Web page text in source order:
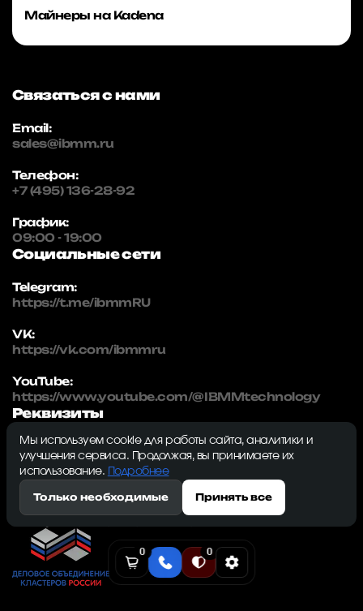
0 0
Майнеры на Kadena
Связаться с нами
Email:
sales@ibmm.ru
Телефон:
+7 (495) 136-28-92
График:
09:00 - 19:00
Социальные сети
Telegram:
https://t.me/ibmmRU
VK:
https://vk.com/ibmmru
YouTube:
https://www.youtube.com/@IBMMtechnology
Реквизиты
IBMM | technology
ИНН: 5032334982
ОГРН: 1215000115230
143009, Московская область, г. Одинцово, ул.
Мы используем cookie для работы сайта, аналитики и
улучшения сервиса. Продолжая, вы принимаете их
использование.
Подробнее
Только необходимые Принять все